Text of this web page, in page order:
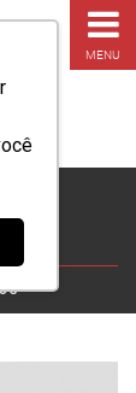
MENU